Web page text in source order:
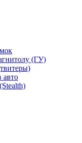
(ГУ)
авто